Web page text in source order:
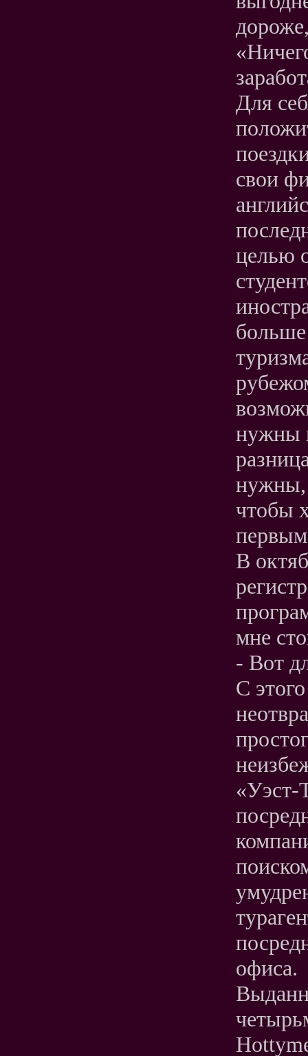
Для
свои
целью
больше
нужны
нужны,
чтобы
В
мне
- Вот
С
«Уэст-
офиса.